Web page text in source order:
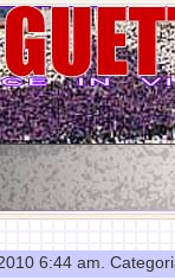
6:44 am.